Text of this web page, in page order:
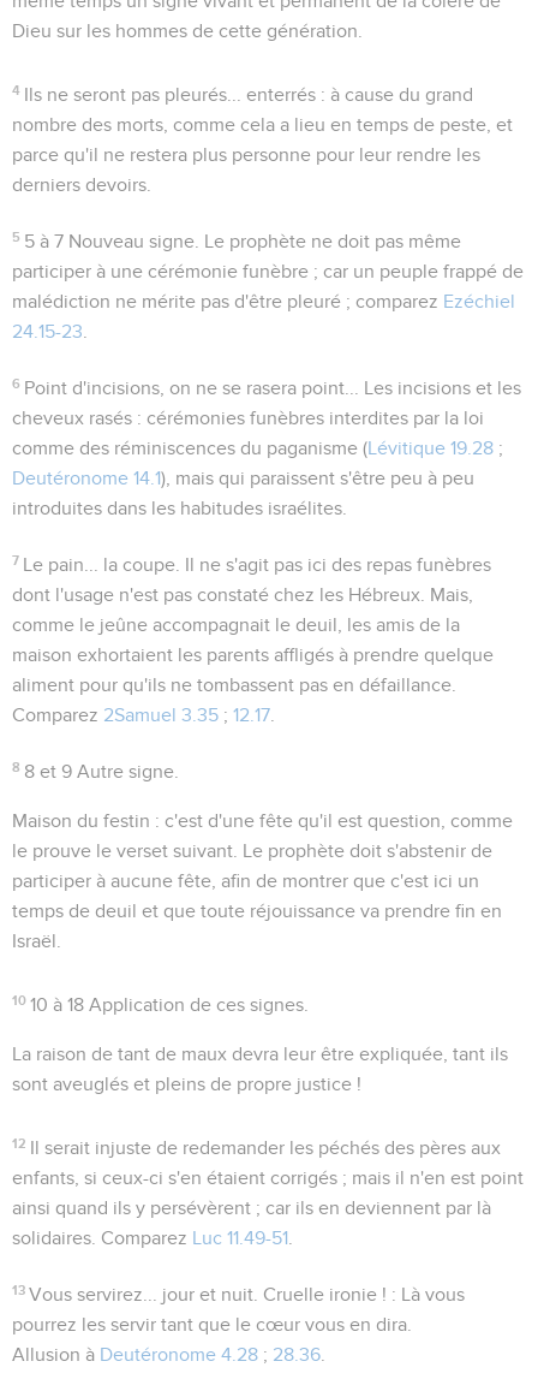
Dieu sur les hommes de cette génération.
4 Ils ne seront pas pleurés... enterrés : à cause du grand
nombre des morts, comme cela a lieu en temps de peste, et
parce qu'il ne restera plus personne pour leur rendre les
derniers devoirs.
5 5 à 7 Nouveau signe. Le prophète ne doit pas même
participer à une cérémonie funèbre ; car un peuple frappé de
malédiction ne mérite pas d'être pleuré ; comparez Ezéchiel
24.15-23
6 Point d'incisions, on ne se rasera point... Les incisions et les
cheveux rasés : cérémonies funèbres interdites par la loi
comme des réminiscences du paganisme (Lévitique 19.28 ;
Deutéronome 14.1), mais qui paraissent s'être peu à peu
introduites dans les habitudes israélites.
7 Le pain... la coupe . Il ne s'agit pas ici des repas funèbres
dont l'usage n'est pas constaté chez les Hébreux. Mais,
comme le jeûne accompagnait le deuil, les amis de la
maison exhortaient les parents affligés à prendre quelque
aliment pour qu'ils ne tombassent pas en défaillance.
Comparez 2Samuel 3.35 ; 12.17
8 8 et 9 Autre signe.
Maison du festin : c'est d'une fête qu'il est question, comme
le prouve le verset suivant. Le prophète doit s'abstenir de
participer à aucune fête, afin de montrer que c'est ici un
temps de deuil et que toute réjouissance va prendre fin en
Israël.
10 10 à 18 Application de ces signes.
La raison de tant de maux devra leur être expliquée, tant ils
sont aveuglés et pleins de propre justice !
12 Il serait injuste de redemander les péchés des pères aux
enfants, si ceux-ci s'en étaient corrigés ; mais il n'en est point
ainsi quand ils y persévèrent ; car ils en deviennent par là
solidaires. Comparez Luc 11.49-51
13 Vous servirez... jour et nuit . Cruelle ironie ! : Là vous
pourrez les servir tant que le cœur vous en dira.
Allusion à Deutéronome 4.28 ; 28.36